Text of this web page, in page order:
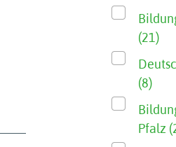
(21)
(8)
Pfalz